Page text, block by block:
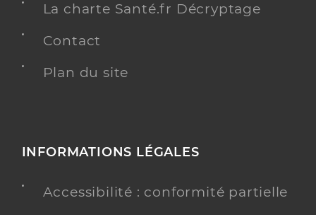
La charte Santé.fr Décryptage
Contact
Plan du site
INFORMATIONS LÉGALES
Accessibilité : conformité partielle